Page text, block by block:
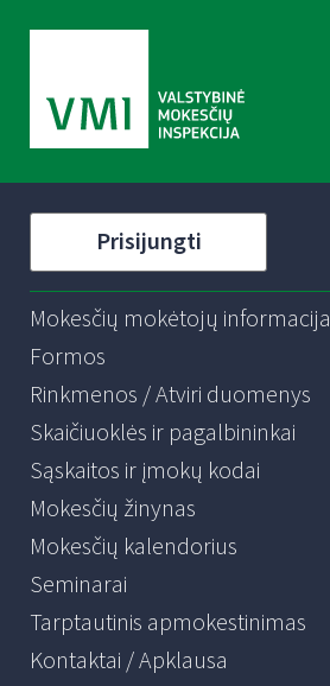
Prisijungti
Mokesčių mokėtojų informacija
Formos
Rinkmenos / Atviri duomenys
Skaičiuoklės ir pagalbininkai
Sąskaitos ir įmokų kodai
Mokesčių žinynas
Mokesčių kalendorius
Seminarai
Tarptautinis apmokestinimas
Kontaktai / Apklausa